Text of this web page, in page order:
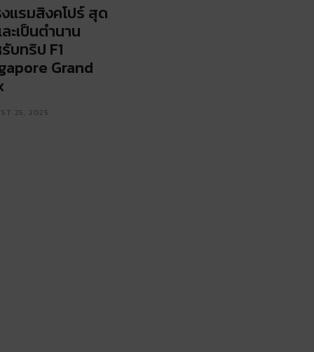
งแรมสิงคโปร์ สุด
ะเป็นตำนาน
บทริป F1
Grand
25, 2025